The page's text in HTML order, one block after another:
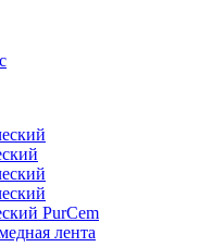
PurCem
лента